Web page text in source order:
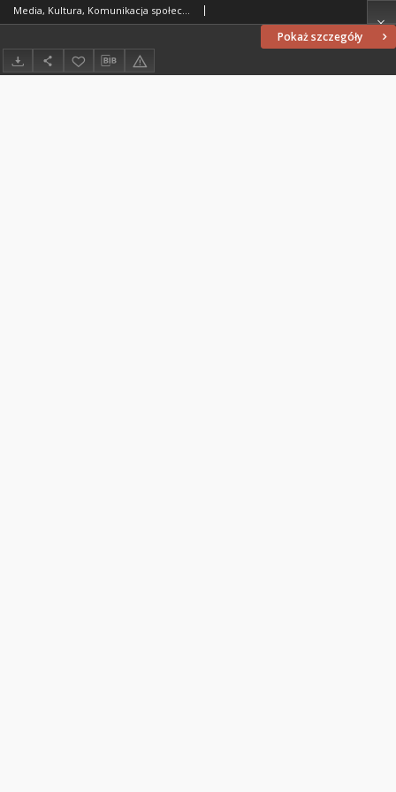
Pokaż szczegóły
Media, Kultura, Komunikacja społeczna 13/1 (2017)